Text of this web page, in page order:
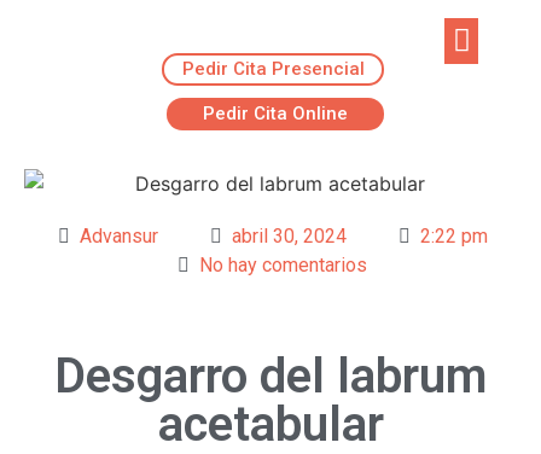
Pedir Cita Presencial
Pedir Cita Online
Advansur abril 30, 2024
2:22 pm
No hay comentarios
Desgarro del labrum
acetabular